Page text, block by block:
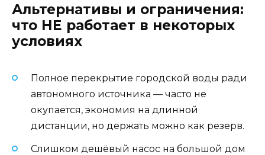
Альтернативы и ограничения:
что НЕ работает в некоторых
условиях
Полное перекрытие городской воды ради
автономного источника — часто не
окупается, экономия на длинной
дистанции, но держать можно как резерв.
Слишком дешёвый насос на большой дом